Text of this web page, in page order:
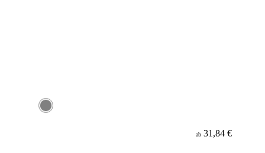
ab 31,84 €